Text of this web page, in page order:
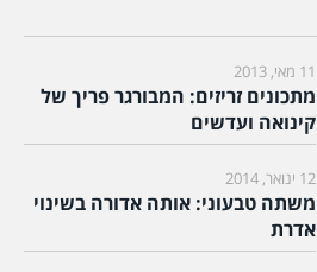
11 מאי, 2013
מתכונים זריזים: המבורגר פריך של
קינואה ועדשים
12 ינואר, 2014
משתה טבעוני: אותה אדורה בשינוי
אדרת